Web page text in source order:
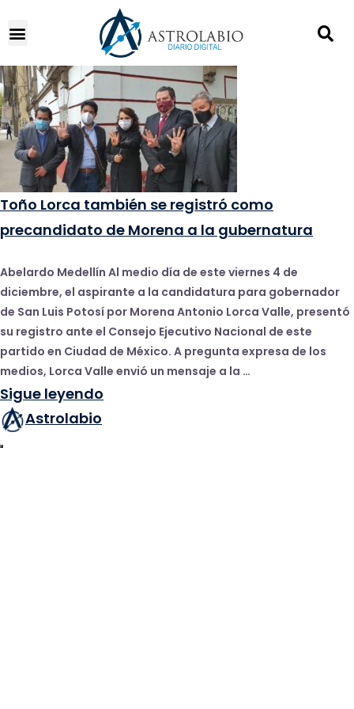
Toño Lorca también se registró como
precandidato de Morena a la gubernatura
Abelardo Medellín Al medio día de este viernes 4 de
diciembre, el aspirante a la candidatura para gobernador
de San Luis Potosí por Morena Antonio Lorca Valle, presentó
su registro ante el Consejo Ejecutivo Nacional de este
partido en Ciudad de México. A pregunta expresa de los
medios, Lorca Valle envió un mensaje a la …
Sigue leyendo
Astrolabio